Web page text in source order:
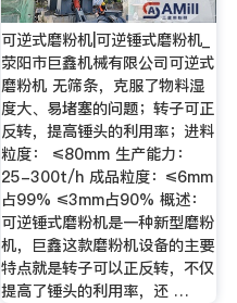
可逆式磨粉机|可逆锤式磨粉机_
荥阳市巨鑫机械有限公司可逆式
磨粉机 无筛条，克服了物料湿
度大、易堵塞的问题；转子可正
反转，提高锤头的利用率；进料
粒度： ≤80mm 生产能力：
25-300t/h 成品粒度：≤6mm
占99% ≤3mm占90% 概述：
可逆锤式磨粉机是一种新型磨粉
机，巨鑫这款磨粉机设备的主要
特点就是转子可以正反转，不仅
提高了锤头的利用率，还 …